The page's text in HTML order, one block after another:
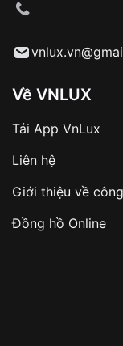
Từ khóa SEO:
sản phẩm
hàng
Số tiền
✔️ Đảm
✔️ Hạn
Về VNLUX
Tải App VnLux
Liên hệ
Giới thiệu về
Đồng hồ Online